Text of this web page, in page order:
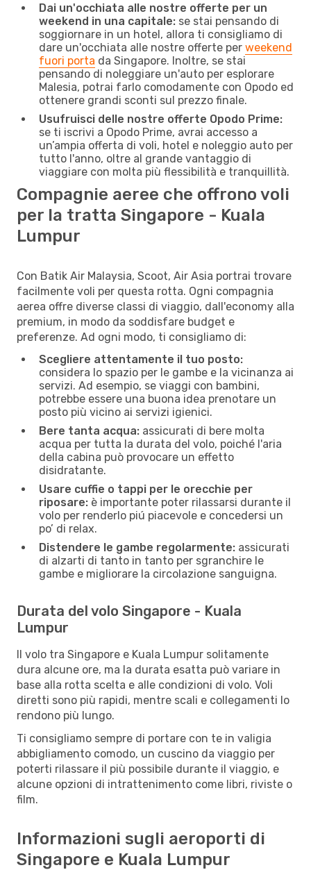
Dai un'occhiata alle nostre offerte per un
weekend in una capitale: se stai pensando di
soggiornare in un hotel, allora ti consigliamo di
dare un'occhiata alle nostre offerte per weekend
fuori porta da Singapore. Inoltre, se stai
pensando di noleggiare un'auto per esplorare
Malesia, potrai farlo comodamente con Opodo ed
ottenere grandi sconti sul prezzo finale.
Usufruisci delle nostre offerte Opodo Prime:
se ti iscrivi a Opodo Prime, avrai accesso a
un’ampia offerta di voli, hotel e noleggio auto per
tutto l'anno, oltre al grande vantaggio di
viaggiare con molta più flessibilità e tranquillità.
Compagnie aeree che offrono voli
per la tratta Singapore - Kuala
Lumpur
Con Batik Air Malaysia, Scoot, Air Asia portrai trovare
facilmente voli per questa rotta. Ogni compagnia
aerea offre diverse classi di viaggio, dall'economy alla
premium, in modo da soddisfare budget e
preferenze. Ad ogni modo, ti consigliamo di:
Scegliere attentamente il tuo posto:
considera lo spazio per le gambe e la vicinanza ai
servizi. Ad esempio, se viaggi con bambini,
potrebbe essere una buona idea prenotare un
posto più vicino ai servizi igienici.
Bere tanta acqua: assicurati di bere molta
acqua per tutta la durata del volo, poiché l'aria
della cabina può provocare un effetto
disidratante.
Usare cuffie o tappi per le orecchie per
riposare: è importante poter rilassarsi durante il
volo per renderlo piú piacevole e concedersi un
po’ di relax.
Distendere le gambe regolarmente: assicurati
di alzarti di tanto in tanto per sgranchire le
gambe e migliorare la circolazione sanguigna.
Durata del volo Singapore - Kuala
Lumpur
Il volo tra Singapore e Kuala Lumpur solitamente
dura alcune ore, ma la durata esatta può variare in
base alla rotta scelta e alle condizioni di volo. Voli
diretti sono più rapidi, mentre scali e collegamenti lo
rendono più lungo.
Ti consigliamo sempre di portare con te in valigia
abbigliamento comodo, un cuscino da viaggio per
poterti rilassare il più possibile durante il viaggio, e
alcune opzioni di intrattenimento come libri, riviste o
film.
Informazioni sugli aeroporti di
Singapore e Kuala Lumpur